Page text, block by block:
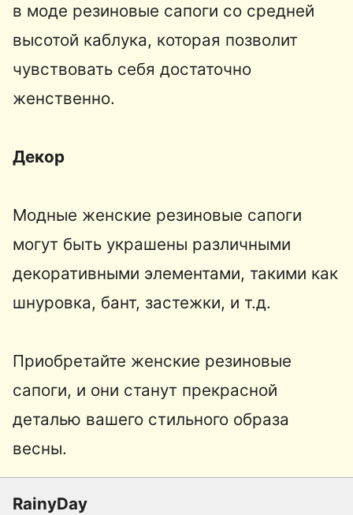
в моде резиновые сапоги со средней
высотой каблука, которая позволит
чувствовать себя достаточно
женственно.
Декор
Модные женские резиновые сапоги
могут быть украшены различными
декоративными элементами, такими как
шнуровка, бант, застежки, и т.д.
Приобретайте женские резиновые
сапоги, и они станут прекрасной
деталью вашего стильного образа
весны.
RainyDay